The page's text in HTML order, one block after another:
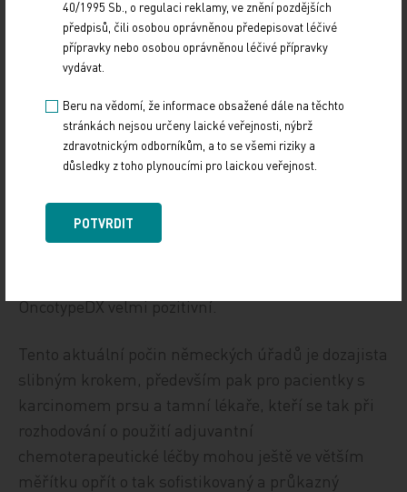
multigenový test hrazen z veřejného zdravotního
rozpočtu, a to se širokým celostátním pokrytím.
Toto rozhodnutí se zakládá na pozitivním
doporučení úřadu IQWiG, uvádějícím, že Oncotype
DX je jediným testem disponujícím dostatečnými
daty pro vedení chemoterapeutické léčby u tohoto
typu karcinomu prsu. Na rozdíl od testu
Mammaprint,dle ústavu IQWIG překvapivě
doporučovaného
OncotypeDX velmi pozitivní.
Tento aktuální počin německých úřadů je dozajista
slibným krokem, především pak pro pacientky s
karcinomem prsu a tamní lékaře, kteří se tak při
rozhodování o použití adjuvantní
chemoterapeutické léčby mohou ještě ve větším
měřítku opřít o tak sofistikovaný a průkazný
40/1995 Sb., o regulaci reklamy, ve znění pozdějších
předpisů, čili osobou oprávněnou předepisovat léčivé
přípravky nebo osobou oprávněnou léčivé přípravky
vydávat.
Beru na vědomí, že informace obsažené dále na těchto
stránkách nejsou určeny laické veřejnosti, nýbrž
zdravotnickým odborníkům, a to se všemi riziky a
důsledky z toho plynoucími pro laickou veřejnost.
POTVRDIT